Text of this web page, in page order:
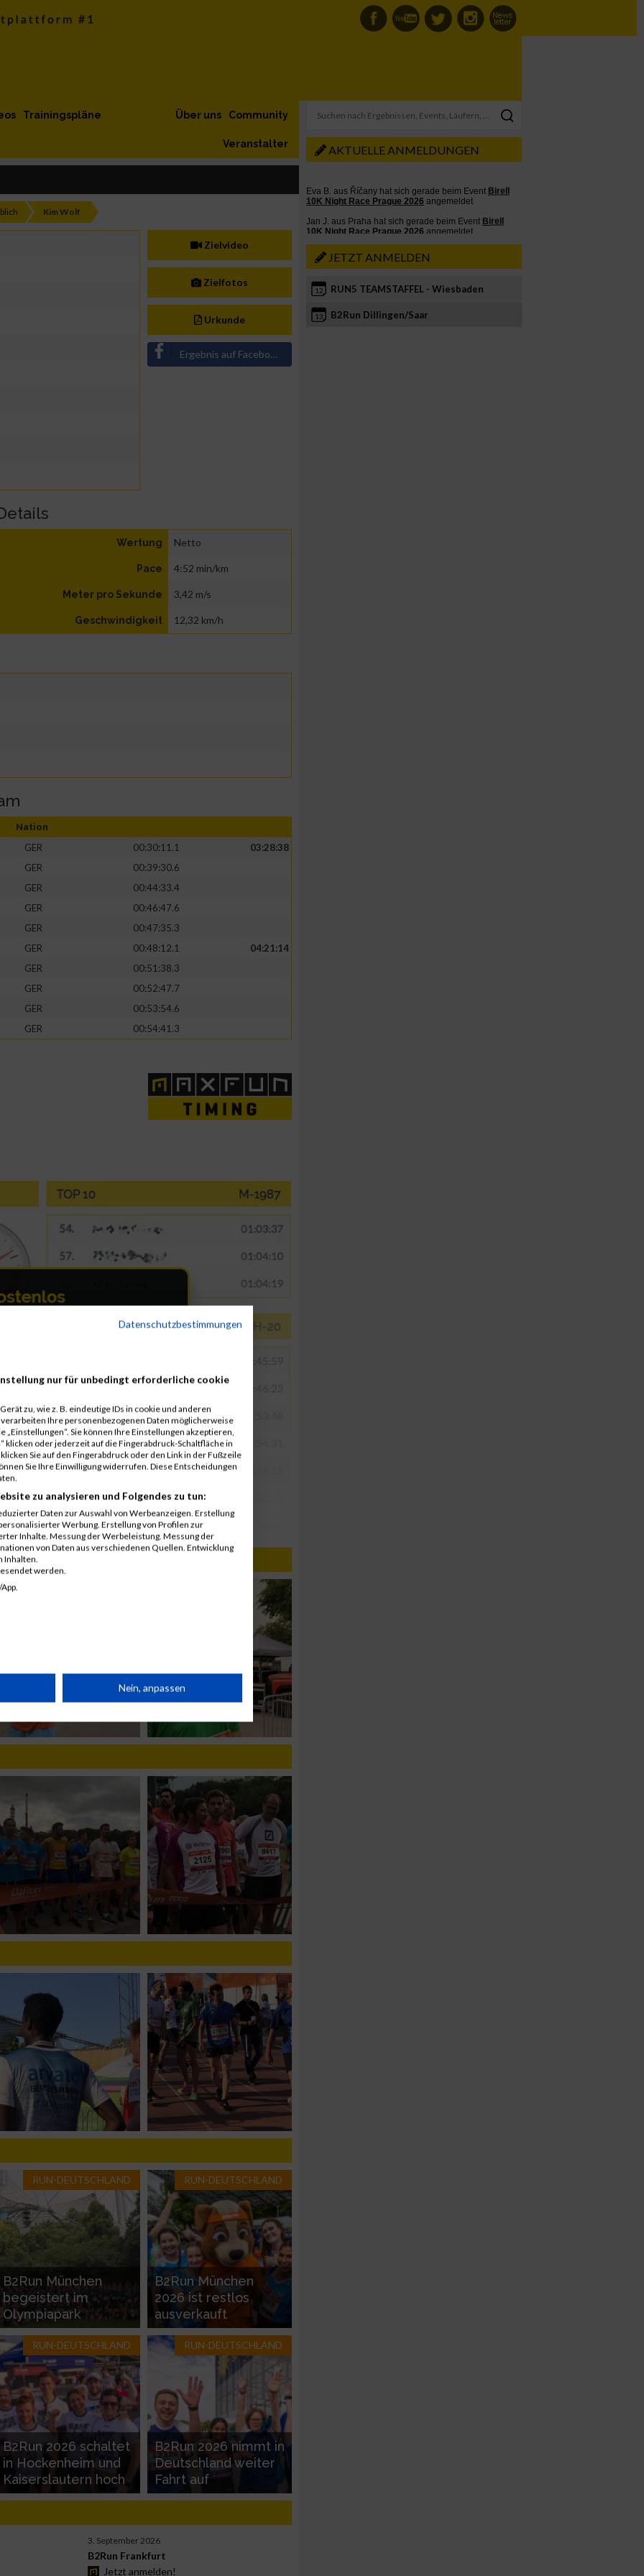
Trainingspläne Community
Über uns
Veranstalter
Kim Wolf
Zielvideo
Zielfotos
Urkunde
Ergebnis auf Facebook teilen
Wertung Netto
Pace 4:52 min/km
Meter pro Sekunde 3,42 m/s
Geschwindigkeit 12,32 km/h
Nation
GER 00:30:11.1
03:28:38
GER
00:39:30.6
GER
00:44:33.4
GER
00:46:47.6
GER
00:47:35.3
GER 00:48:12.1
04:21:14
GER
00:51:38.3
GER
00:52:47.7
GER
00:53:54.6
GER 00:54:41.3
RUN-DEUTSCHLAND
B2Run München
begeistert im
Olympiapark
RUN-DEUTSCHLAND
B2Run München
2026 ist restlos
ausverkauft
RUN-DEUTSCHLAND
B2Run 2026 schaltet
in Hockenheim und
Kaiserslautern hoch
RUN-DEUTSCHLAND
B2Run 2026 nimmt in
Deutschland weiter
Fahrt auf
3. September 2026
B2Run Frankfurt
Jetzt anmelden!
AKTUELLE ANMELDUNGEN
JETZT ANMELDEN
12 RUN5 TEAMSTAFFEL - Wiesbaden
13 B2Run Dillingen/Saar
Datenschutzbestimmungen
nur für unbedingt erforderliche cookie
zu, wie z. B. eindeutige IDs in cookie und anderen
Ihre personenbezogenen Daten möglicherweise
Sie können Ihre Einstellungen akzeptieren,
klicken oder jederzeit auf die Fingerabdruck-Schaltfläche in
Sie auf den Fingerabdruck oder den Link in der Fußzeile
Sie Ihre Einwilligung widerrufen. Diese Entscheidungen
zu analysieren und Folgendes zu tun:
Daten zur Auswahl von Werbeanzeigen. Erstellung
Werbung. Erstellung von Profilen zur
Inhalte. Messung der Werbeleistung. Messung der
von Daten aus verschiedenen Quellen. Entwicklung
Inhalten.
werden.
von Daten aus
Nein, anpassen